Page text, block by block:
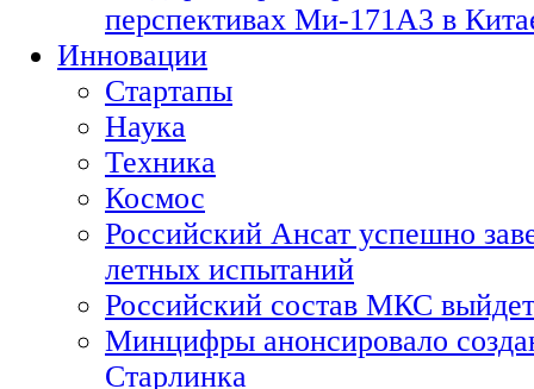
перспективах Ми-171А3 в
Инновации
Стартапы
Наука
Техника
Космос
Российский Ансат успешно
летных испытаний
Российский состав МКС
Минцифры анонсировало
Старлинка